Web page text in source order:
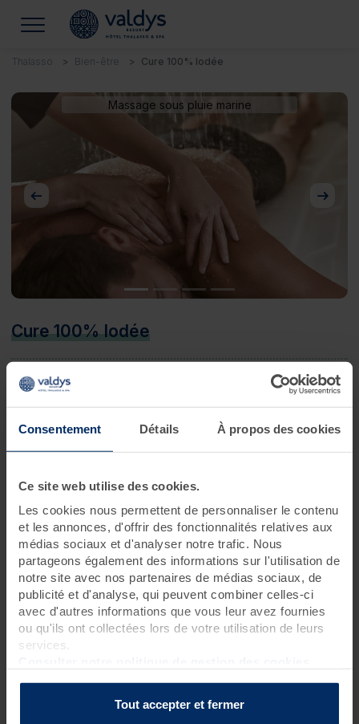
Consentement Détails À propos des cookies
Ce site web utilise des cookies.
Les cookies nous permettent de personnaliser le contenu
et les annonces, d'offrir des fonctionnalités relatives aux
médias sociaux et d'analyser notre trafic. Nous
partageons également des informations sur l'utilisation de
notre site avec nos partenaires de médias sociaux, de
publicité et d'analyse, qui peuvent combiner celles-ci
avec d'autres informations que vous leur avez fournies
ou qu'ils ont collectées lors de votre utilisation de leurs
services.
Tout accepter et fermer
Thalasso Bien-être Cure 100% Iodée
Massage sous pluie marine
Précédent
Cure 100% Iodée
Je souhaite me relaxer
6 jours • 17 soins
Partez à la découverte des essentiels de la thalasso et de tous
ses bienfaits.
d'hydrothérapie et d'algothérapie riches en oligo-éléments et
minéraux. Effet relaxant garanti.
Programme des soins
Soins spa
1 gommage corps sous pluie marine ?
2 massages sous pluie marine (15 mn) ?